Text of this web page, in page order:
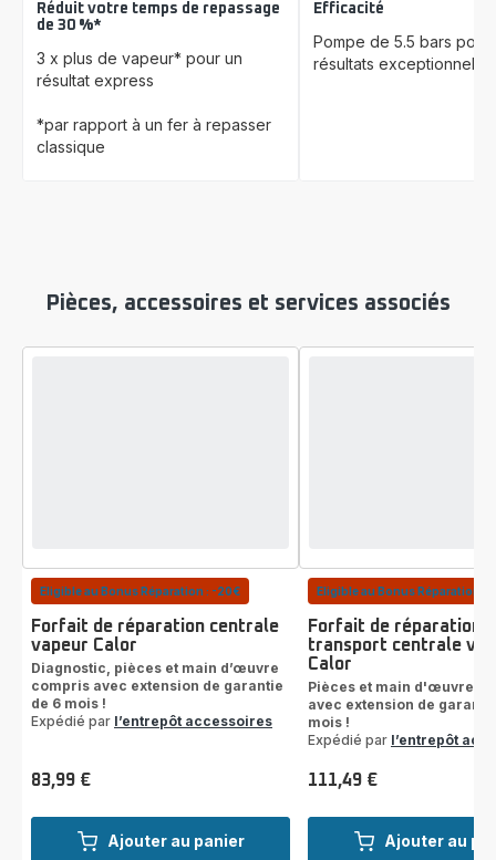
Réduit votre temps de repassage
de 30 %*
3 x plus de vapeur* pour un
résultat express
*par rapport à un fer à repasser
classique
Efficacité
Pompe de 5.5 bars pour
résultats exceptionnels
Pièces, accessoires et services associés
Ajouter au panier
Eligible au Bonus Réparation : -20€
Forfait de réparation centrale
vapeur Calor
Diagnostic, pièces et main d’œuvre
compris avec extension de garantie
de 6 mois !
Expédié par l’entrepôt accessoires
Prix
83,99 €
Ajouter au
Eligible au Bonus Réparation :
Forfait de réparation
transport centrale
Calor
Pièces et main d'œuvre
avec extension de
mois !
Expédié par l’entrepôt
Prix
111,49 €